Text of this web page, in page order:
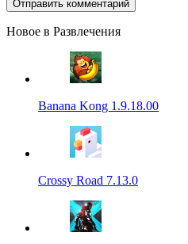
Новое в Развлечения
Banana Kong 1.9.18.00
Crossy Road 7.13.0